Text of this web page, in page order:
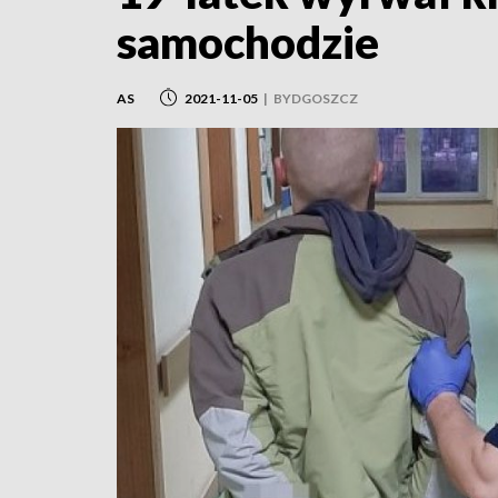
samochodzie
AS 2021-11-05 | BYDGOSZCZ